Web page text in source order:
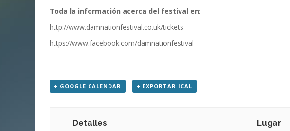
Toda la información acerca del festival en:
http://www.damnationfestival.co.uk/tickets
https://www.facebook.com/damnationfestival
+ GOOGLE CALENDAR + EXPORTAR ICAL
Detalles Lugar